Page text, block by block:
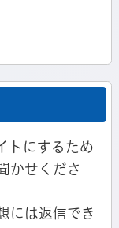
トにするため
かせくださ
には返信でき